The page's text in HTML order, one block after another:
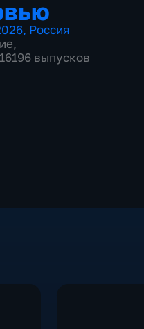
, Россия
,
выпусков